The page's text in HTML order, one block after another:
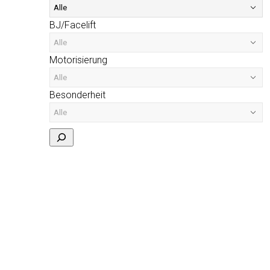
BJ/Facelift
Motorisierung
Besonderheit